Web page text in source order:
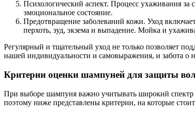
Психологический аспект. Процесс ухаживания за
эмоциональное состояние.
Предотвращение заболеваний кожи. Уход
перхоть, зуд, экзема и выпадение. Мойка и
Регулярный и тщательный уход не только позволяет
нашей индивидуальности и самовыражения, и забота о
Критерии оценки шампуней для защиты
При выборе шампуня важно учитывать широкий спектр
поэтому ниже представлены критерии, на которые